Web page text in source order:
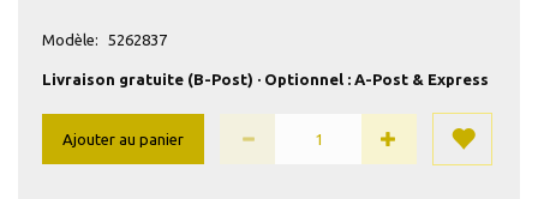
Modèle: 5262837
Livraison gratuite (B-Post) · Optionnel : A-Post & Express
Ajouter au panier